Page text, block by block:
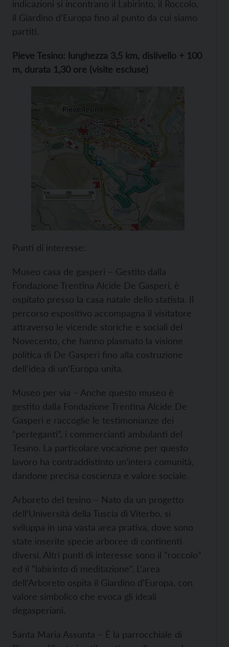
indicazioni si incontrano il Labirinto, il Roccolo,
il Giardino d’Europa fino al punto da cui siamo
partiti.
Pieve Tesino: lunghezza 3,5 km, dislivello + 100
m, durata 1,30 ore (visite escluse)
Punti di interesse:
Museo casa de gasperi – Gestito dalla
Fondazione Trentina Alcide De Gasperi, è
ospitato presso la casa natale dello statista. Il
percorso espositivo accompagna il visitatore
attraverso le vicende storiche e sociali del
Novecento, che hanno plasmato la visione
politica di De Gasperi fino alla costruzione
dell’idea di un’Europa unita.
Museo per via – Anche questo museo è
gestito dalla Fondazione Trentina Alcide De
Gasperi e raccoglie le testimonianze dei
“perteganti”, i commercianti ambulanti del
Tesino. La particolare vocazione per questo
lavoro ha contraddistinto un’intera comunità,
dandone precisa coscienza e valore sociale.
Arboreto del tesino – Nato da un progetto
dell’Università della Tuscia di Viterbo, si
sviluppa in una vasta area prativa, dove sono
state inserite specie arboree di continenti
diversi. Altri punti di interesse sono il “roccolo”
ed il “labirinto di meditazione”. L’area
dell’Arboreto ospita il Giardino d’Europa, con
valore simbolico che evoca gli ideali
degasperiani.
Santa Maria Assunta – È la parrocchiale di